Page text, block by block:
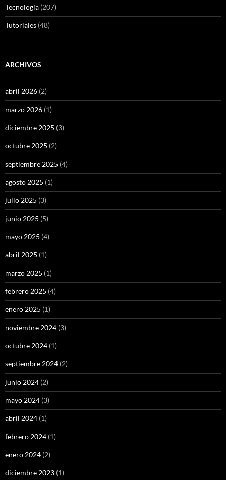
Tecnología (207)
Tutoriales (48)
ARCHIVOS
abril 2026 (2)
marzo 2026 (1)
diciembre 2025 (3)
octubre 2025 (2)
septiembre 2025 (4)
agosto 2025 (1)
julio 2025 (3)
junio 2025 (5)
mayo 2025 (4)
abril 2025 (1)
marzo 2025 (1)
febrero 2025 (4)
enero 2025 (1)
noviembre 2024 (3)
octubre 2024 (1)
septiembre 2024 (2)
junio 2024 (2)
mayo 2024 (3)
abril 2024 (1)
febrero 2024 (1)
enero 2024 (2)
diciembre 2023 (1)